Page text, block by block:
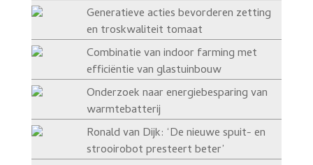
Generatieve acties bevorderen zetting
en troskwaliteit tomaat
Combinatie van indoor farming met
efficiëntie van glastuinbouw
Onderzoek naar energiebesparing van
warmtebatterij
Ronald van Dijk: ‘De nieuwe spuit- en
strooirobot presteert beter’